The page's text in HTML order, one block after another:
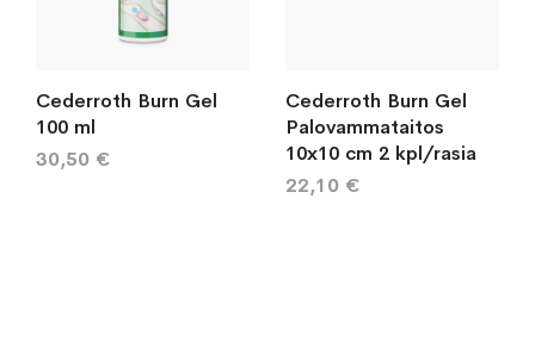
Cederroth Burn Gel
100 ml
30,50 €
Cederroth Burn Gel
Palovammataitos
10x10 cm 2 kpl/rasia
22,10 €